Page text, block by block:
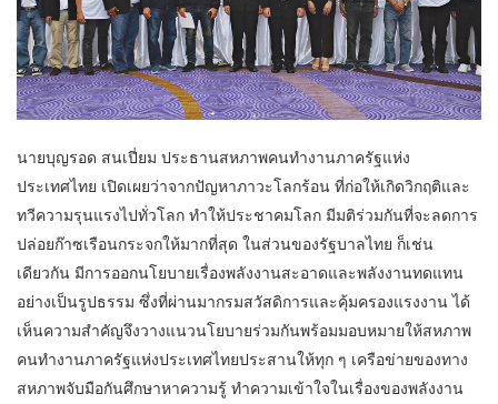
นายบุญรอด สนเปี่ยม ประธานสหภาพคนทำงานภาครัฐแห่ง
ประเทศไทย เปิดเผยว่าจากปัญหาภาวะโลกร้อน ที่ก่อให้เกิดวิกฤติและ
ทวีความรุนแรงไปทั่วโลก ทำให้ประชาคมโลก มีมติร่วมกันที่จะลดการ
ปล่อยก๊าซเรือนกระจกให้มากที่สุด ในส่วนของรัฐบาลไทย ก็เช่น
เดียวกัน มีการออกนโยบายเรื่องพลังงานสะอาดและพลังงานทดแทน
อย่างเป็นรูปธรรม ซึ่งที่ผ่านมากรมสวัสดิการและคุ้มครองแรงงาน ได้
เห็นความสำคัญจึงวางแนวนโยบายร่วมกันพร้อมมอบหมายให้สหภาพ
คนทำงานภาครัฐแห่งประเทศไทยประสานให้ทุก ๆ เครือข่ายของทาง
สหภาพจับมือกันศึกษาหาความรู้ ทำความเข้าใจในเรื่องของพลังงาน